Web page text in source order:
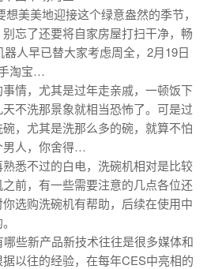
美美地迎接这个绿意盎然的季节，
忘了还要将自家房屋打扫干净，畅
人早已替大家考虑周全，2月19日
淘宝…
情，尤其是过年走亲戚，一顿饭下
不洗那景象就相当恐怖了。可是过
，尤其是洗那么多的碗，就算不怕
男人，你舍得…
悉不过的白电，洗碗机相对是比较
前，有一些需要注意的几点各位还
选购洗碗机有帮助，后续在使用中
些新产品新技术往往是很多媒体和
以往的经验，在每年CES中亮相的